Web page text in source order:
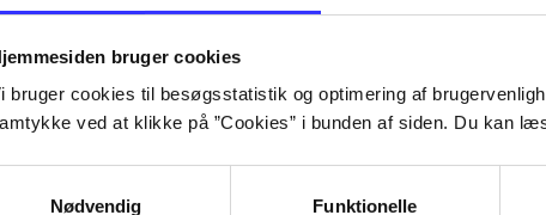
bruger cookies
bruger cookies til besøgsstatistik og optimering af
ved at klikke på ”Cookies” i bunden af siden. Du kan
Nødvendig
Funktionelle